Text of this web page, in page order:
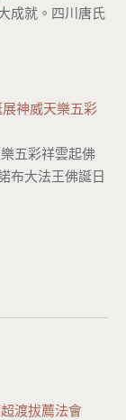
成就。四川唐氏
神威天樂五彩
五彩祥雲起佛
布大法王佛誕日
渡拔薦法會